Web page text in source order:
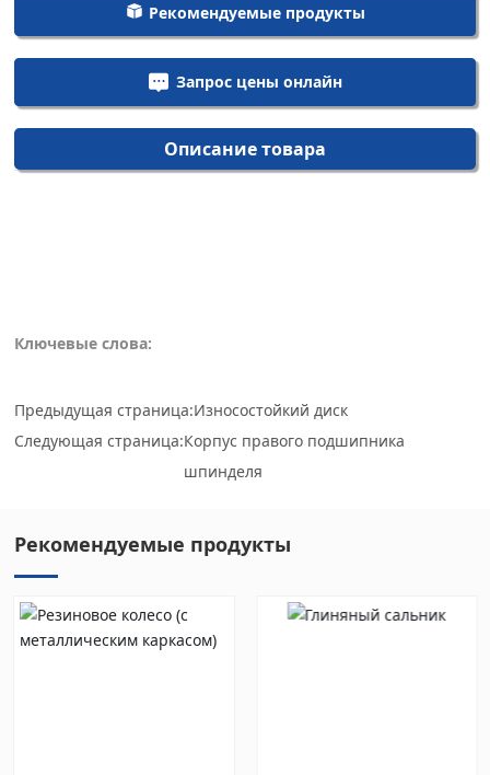
Рекомендуемые продукты
Запрос цены онлайн
Описание товара
Ключевые слова:
Предыдущая страница:Износостойкий диск
Следующая страница:Корпус правого подшипника
шпинделя
Рекомендуемые продукты